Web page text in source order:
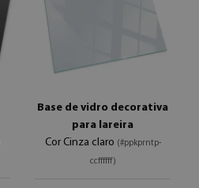
Base de vidro decorativa
para lareira
Cor Cinza claro (#ppkprntp-
ccffffff)